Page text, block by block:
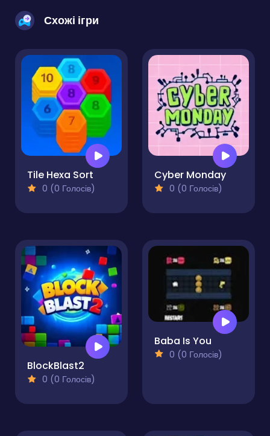
Схожі ігри
Tile Hexa Sort
0 (0 Голосів)
Cyber Monday
0 (0 Голосів)
BlockBlast2
0 (0 Голосів)
Baba Is You
0 (0 Голосів)